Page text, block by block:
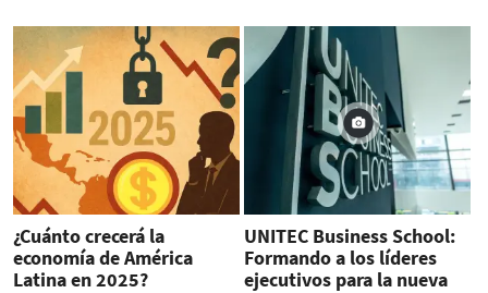
femenino, la
competitividad y el
empleo
¿Cuánto crecerá la
economía de América
Latina en 2025?
UNITEC Business School:
Formando a los líderes
ejecutivos para la nueva